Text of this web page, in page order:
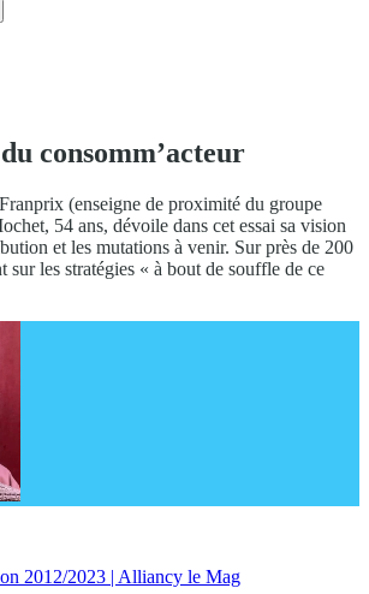
consomm’acteur
(enseigne de proximité du groupe
54 ans, dévoile dans cet essai sa vision
et les mutations à venir. Sur près de 200
sur les stratégies « à bout de souffle de ce
2012/2023 | Alliancy le Mag